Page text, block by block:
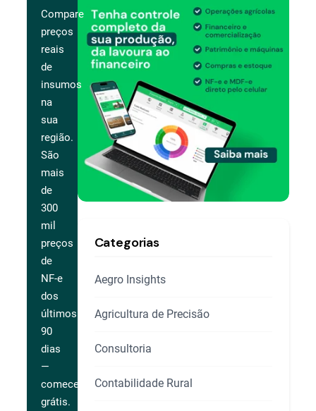
Compare
preços
reais
de
insumos
na
sua
região.
São
mais
de
300
mil
preços
de
NF-e
dos
últimos
90
dias
—
comece
grátis.
Categorias
Aegro Insights
Agricultura de Precisão
Consultoria
Contabilidade Rural